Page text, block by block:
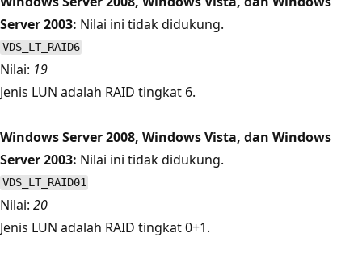
Server 2003: Nilai ini tidak didukung.
VDS_LT_RAID6
Nilai: 19
Jenis LUN adalah RAID tingkat 6.
Windows Server 2008, Windows Vista, dan Windows
Server 2003: Nilai ini tidak didukung.
VDS_LT_RAID01
Nilai: 20
Jenis LUN adalah RAID tingkat 0+1.